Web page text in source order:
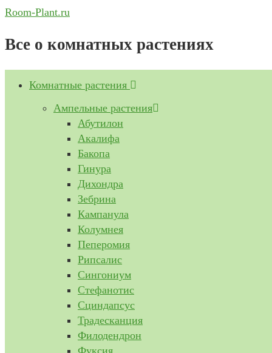
Перейти
содержимому
Room-Plant.ru
Все о комнатных растениях
Комнатные растения
Ампельные растения
Абутилон
Акалифа
Бакопа
Гинура
Дихондра
Зебрина
Кампанула
Колумнея
Пеперомия
Рипсалис
Сингониум
Стефанотис
Сциндапсус
Традесканция
Филодендрон
Фуксия